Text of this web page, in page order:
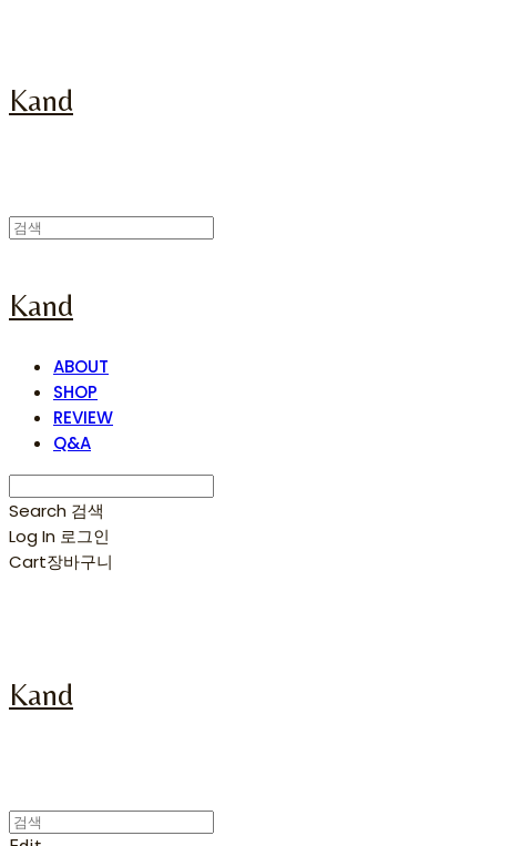
Kand
Kand
ABOUT
SHOP
REVIEW
Q&A
Search 검색
Log In 로그인
Cart장바구니
Kand